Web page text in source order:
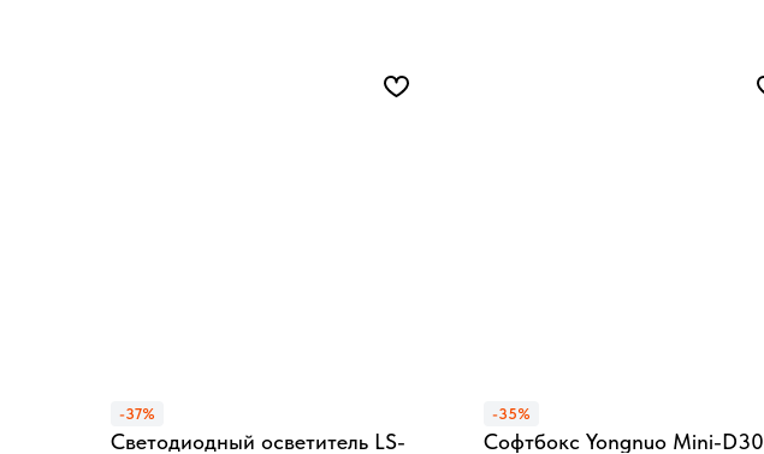
-37%
Светодиодный осветитель LS-
-35%
Софтбокс Yongnuo Mini-D30